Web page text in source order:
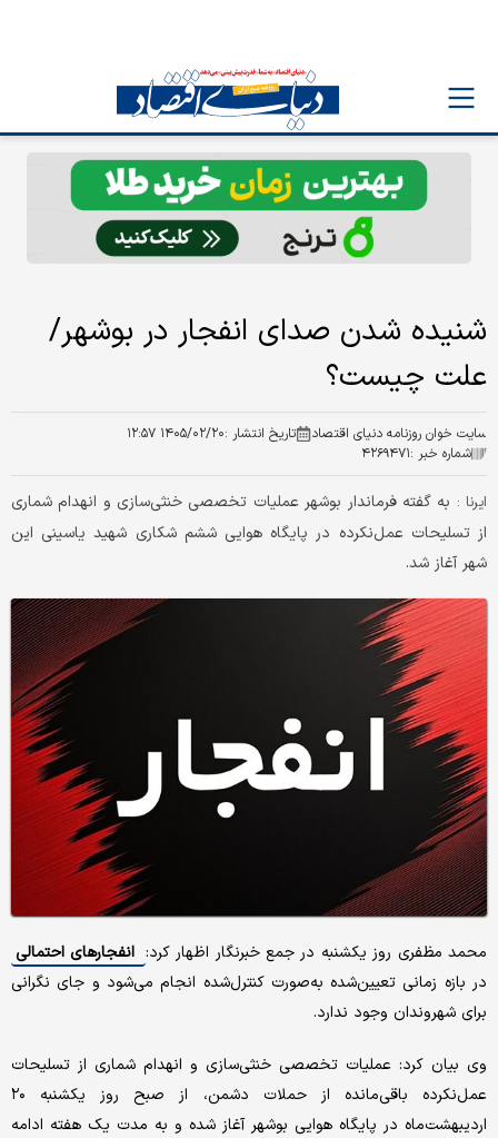
شنیده شدن صدای انفجار در بوشهر/
علت چیست؟
سایت خوان روزنامه دنیای اقتصاد تاریخ انتشار :۱۴۰۵/۰۲/۲۰ ۱۲:۵۷
شماره خبر :۴۲۶۹۴۷۱
ایرنا : به گفته فرماندار بوشهر عملیات تخصصی خنثی‌سازی و انهدام شماری
از تسلیحات عمل‌نکرده در پایگاه هوایی ششم شکاری شهید یاسینی این
شهر آغاز شد.
محمد مظفری روز یکشنبه در جمع خبرنگار اظهار کرد: انفجارهای احتمالی
در بازه زمانی تعیین‌شده به‌صورت کنترل‌شده انجام می‌شود و جای نگرانی
برای شهروندان وجود ندارد.
وی بیان کرد: عملیات تخصصی خنثی‌سازی و انهدام شماری از تسلیحات
عمل‌نکرده باقی‌مانده از حملات دشمن، از صبح روز یکشنبه ۲۰
اردیبهشت‌ماه در پایگاه هوایی بوشهر آغاز شده و به مدت یک هفته ادامه